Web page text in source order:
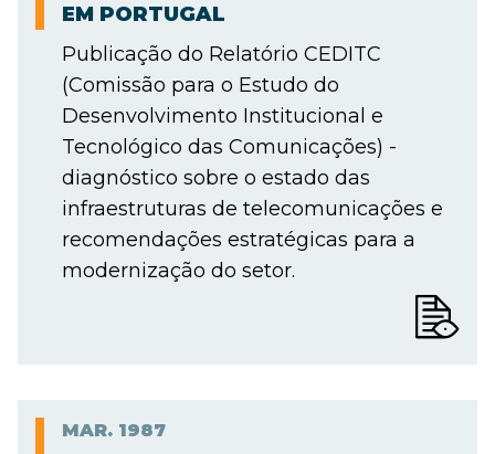
EM PORTUGAL
Publicação do Relatório CEDITC
(Comissão para o Estudo do
Desenvolvimento Institucional e
Tecnológico das Comunicações) -
diagnóstico sobre o estado das
infraestruturas de telecomunicações e
recomendações estratégicas para a
modernização do setor.
MAR. 1987